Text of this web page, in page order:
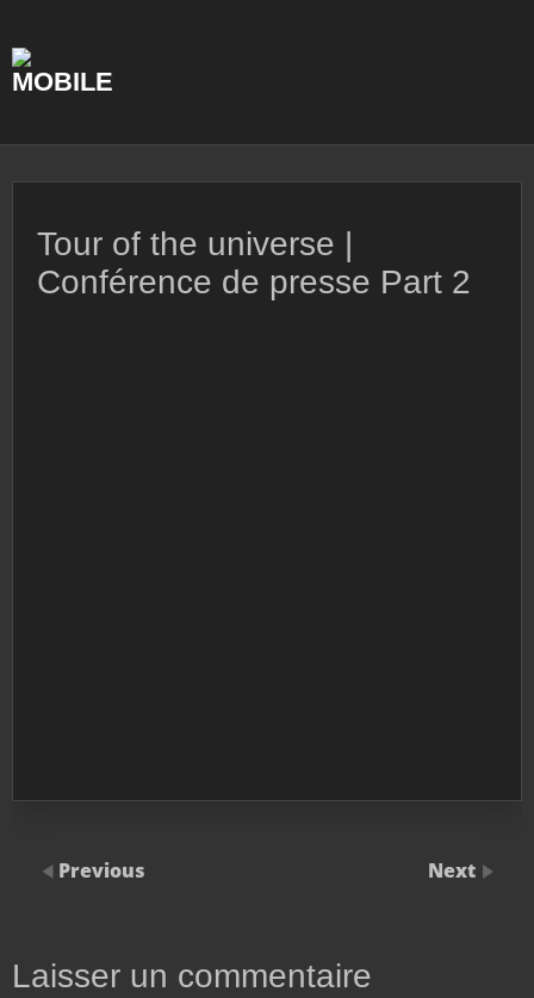
content
Tour of the universe |
Conférence de presse Part 2
Previous Next
Laisser un commentaire